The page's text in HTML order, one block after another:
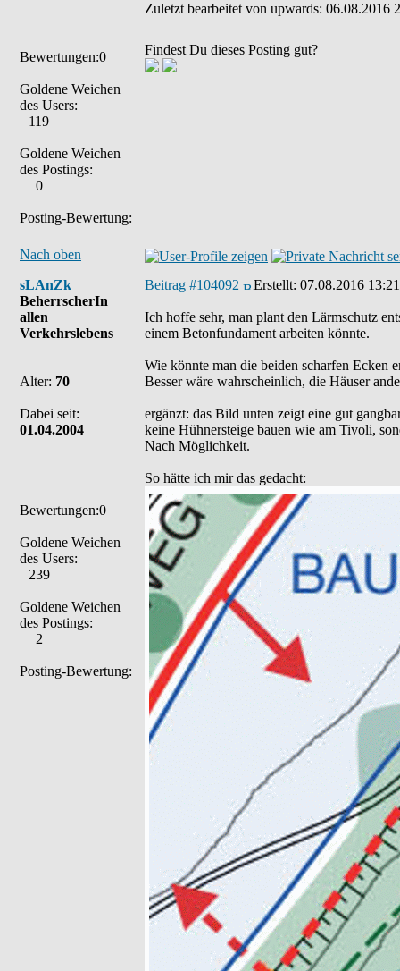
Bewertungen:0
Goldene Weichen
des Users:
119
Goldene Weichen
des Postings:
0
Posting-Bewertung:
Zuletzt bearbeitet von upwards: 06.08.2016
Findest Du dieses Posting gut?
Nach oben
sLAnZk
BeherrscherIn
allen
Verkehrslebens
Alter: 70
Dabei seit:
01.04.2004
Bewertungen:0
Goldene Weichen
des Users:
239
Goldene Weichen
des Postings:
2
Posting-Bewertung:
Beitrag #104092 Erstellt: 07.08.2016 13:21
Ich hoffe sehr, man plant den Lärmschutz
einem Betonfundament arbeiten könnte.
Wie könnte man die beiden scharfen Ecken
Besser wäre wahrscheinlich, die Häuser
ergänzt: das Bild unten zeigt eine gut
keine Hühnersteige bauen wie am Tivoli,
Nach Möglichkeit.
So hätte ich mir das gedacht: